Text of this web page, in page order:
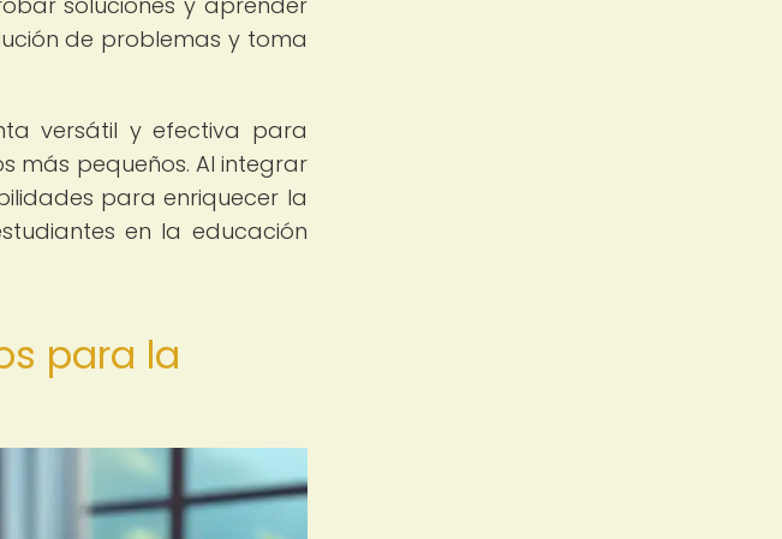
de problemas y toma
versátil y efectiva para
más pequeños. Al integrar
para enriquecer la
en la educación
para la